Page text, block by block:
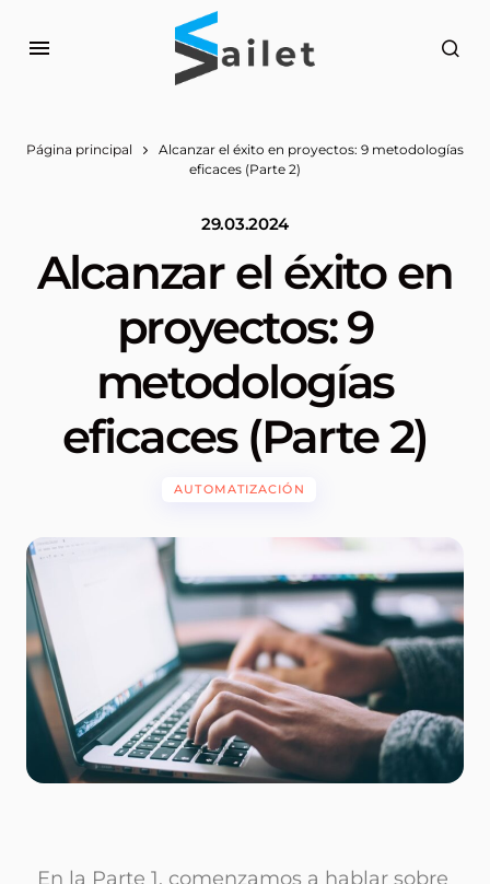
Página principal
Alcanzar el éxito en proyectos: 9 metodologías
eficaces (Parte 2)
29.03.2024
Alcanzar el éxito en
proyectos: 9
metodologías
eficaces (Parte 2)
AUTOMATIZACIÓN
En la Parte 1, comenzamos a hablar sobre